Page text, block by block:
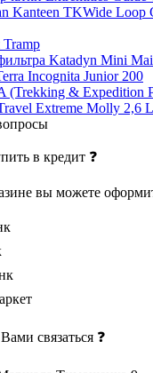
Kanteen TKWide Loop
Katadyn Mini
Incognita Junior 200
(Trekking & Expedition
Extreme Molly 2,6 L
в кредит ❓
вы можете
Банк
связаться ❓